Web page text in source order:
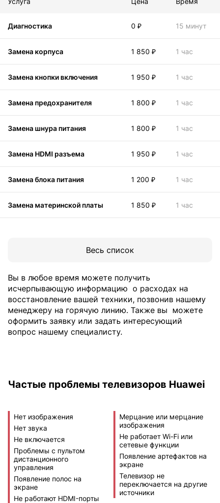
Диагностика 0 ₽ 15 минут
Замена корпуса 1 850 ₽ 1 час
Замена кнопки включения 1 950 ₽ 1 час
Замена предохранителя 1 800 ₽ 1 час
Замена шнура питания 1 800 ₽ 1 час
Замена HDMI разъема 1 950 ₽ 1 час
Замена блока питания 1 200 ₽ 1 час
Замена материнской платы 1 850 ₽ 1 час
Весь список
Вы в любое время можете получить
исчерпывающую информацию о расходах на
восстановление вашей техники, позвонив нашему
менеджеру на горячую линию. Также вы можете
оформить заявку или задать интересующий
вопрос нашему специалисту.
Частые проблемы телевизоров Huawei
Нет изображения
Нет звука
Не включается
Проблемы с пультом
дистанционного
управления
Появление полос на
экране
Не работают HDMI-порты
Мерцание или мерцание
изображения
Не работает Wi-Fi или
сетевые функции
Появление артефактов на
экране
Телевизор не
переключается на другие
источники